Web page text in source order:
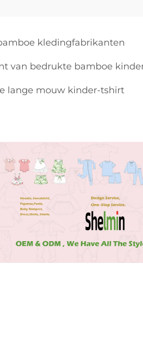
kledingfabrikanten
van bedrukte bamboe
lange mouw kinder-tshirt